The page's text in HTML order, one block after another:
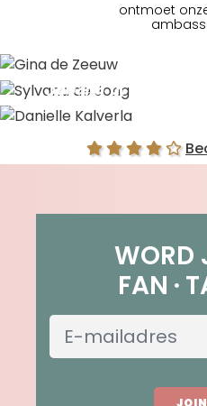
ontmoet
Sylvana de Jong
WORD
FAN